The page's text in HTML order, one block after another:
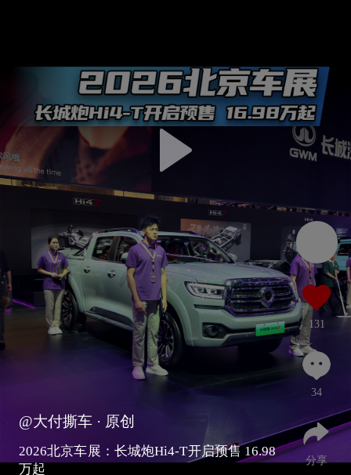
@大付撕车· 原创
2026北京车展：长城炮Hi4-T开启预售 16.98
万起
131
34
分享